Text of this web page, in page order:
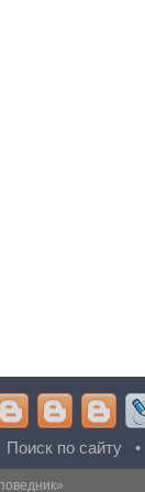
Поиск по сайту•
»